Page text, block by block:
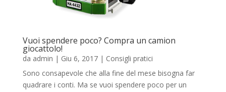
Vuoi spendere poco? Compra un camion
giocattolo!
da admin | Giu 6, 2017| Consigli pratici
Sono consapevole che alla fine del mese bisogna far
quadrare i conti. Ma se vuoi spendere poco per un